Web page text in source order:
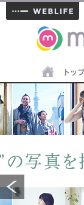
materials